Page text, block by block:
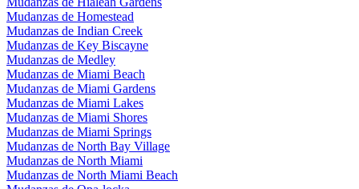
Mudanzas de Homestead
Mudanzas de Indian Creek
Mudanzas de Key Biscayne
Mudanzas de Medley
Mudanzas de Miami Beach
Mudanzas de Miami Gardens
Mudanzas de Miami Lakes
Mudanzas de Miami Shores
Mudanzas de Miami Springs
Mudanzas de North Bay Village
Mudanzas de North Miami
Mudanzas de North Miami Beach